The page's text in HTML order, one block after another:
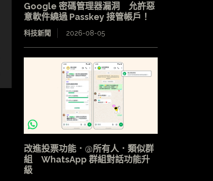
Google 密碼管理器漏洞 允許惡
意軟件繞過 Passkey 接管帳戶！
科技新聞 2026-08-05
改進投票功能．@所有人．類似群
組 WhatsApp 群組對話功能升
級